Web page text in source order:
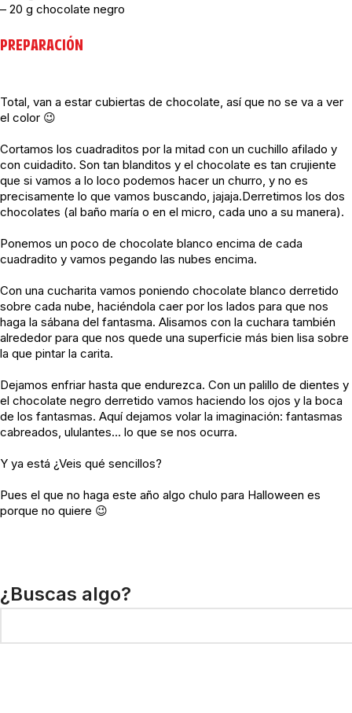
– 20 g chocolate negro
PREPARACIÓN
Total, van a estar cubiertas de chocolate, así que no se va a ver
el color 😉
Cortamos los cuadraditos por la mitad con un cuchillo afilado y
con cuidadito. Son tan blanditos y el chocolate es tan crujiente
que si vamos a lo loco podemos hacer un churro, y no es
precisamente lo que vamos buscando, jajaja.Derretimos los dos
chocolates (al baño maría o en el micro, cada uno a su manera).
Ponemos un poco de chocolate blanco encima de cada
cuadradito y vamos pegando las nubes encima.
Con una cucharita vamos poniendo chocolate blanco derretido
sobre cada nube, haciéndola caer por los lados para que nos
haga la sábana del fantasma. Alisamos con la cuchara también
alrededor para que nos quede una superficie más bien lisa sobre
la que pintar la carita.
Dejamos enfriar hasta que endurezca. Con un palillo de dientes y
el chocolate negro derretido vamos haciendo los ojos y la boca
de los fantasmas. Aquí dejamos volar la imaginación: fantasmas
cabreados, ululantes… lo que se nos ocurra.
Y ya está ¿Veis qué sencillos?
Pues el que no haga este año algo chulo para Halloween es
porque no quiere 😉
¿Buscas algo?